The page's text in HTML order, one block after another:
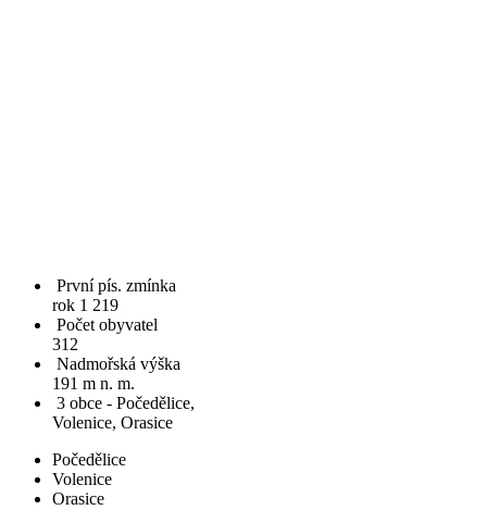
První pís. zmínka
rok 1 219
Počet obyvatel
312
Nadmořská výška
191 m n. m.
3 obce - Počedělice,
Volenice, Orasice
Počedělice
Volenice
Orasice